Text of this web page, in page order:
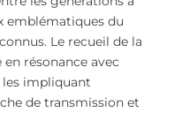
emblématiques du
Le recueil de la
résonance avec
les impliquant
de transmission et